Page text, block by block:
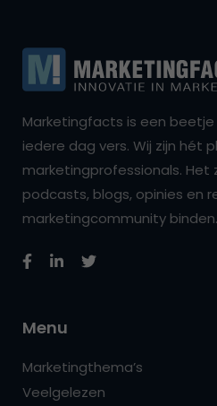
Marketingfacts is een beetje
iedere dag vers. Wij zijn hét
marketingprofessionals. Het
podcasts, blogs, opinies en
marketingcommunity binden.
Menu
Marketingthema’s
Veelgelezen